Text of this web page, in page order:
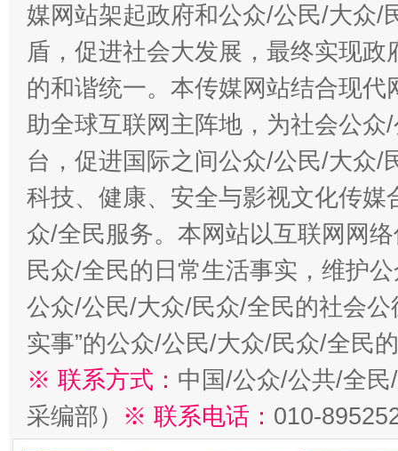
媒网站架起政府和公众/公民/大众/
盾，促进社会大发展，最终实现
的和谐统一。本传媒网站结合现
助全球互联网主阵地，为社会公
台，促进国际之间公众/公民/大众/
科技、健康、安全与影视文化传
众/全民服务。本网站以互联网网
民众/全民的日常生活事实，维护
公众/公民/大众/民众/全民的社会公
实事”的公众/公民/大众/民众/全民
※ 联系方式： 中国/公众/公共/全
采编部） ※ 联系电话： 010-